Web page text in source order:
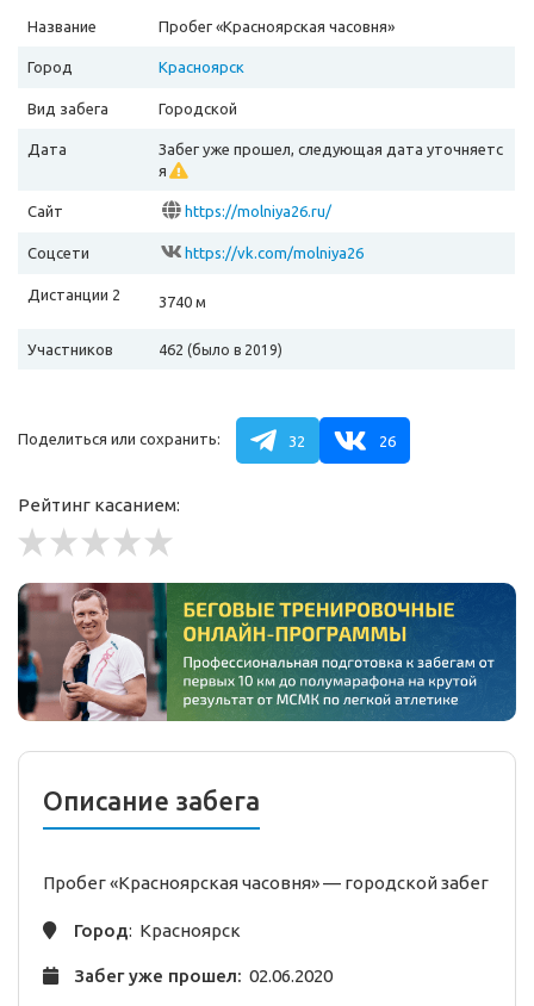
Название Пробег «Красноярская часовня»
Город Красноярск
Вид забега Городской
Дата
Забег уже прошел, следующая дата уточняетс
я
Сайт https://molniya26.ru/
Соцсети https://vk.com/molniya26
Дистанции 2 3740 м
Участников 462 (было в 2019)
Поделиться или сохранить: 32 26
Рейтинг касанием:
Описание забега
Пробег «Красноярская часовня» — городскойзабег
Город: Красноярск
Забег уже прошел: 02.06.2020